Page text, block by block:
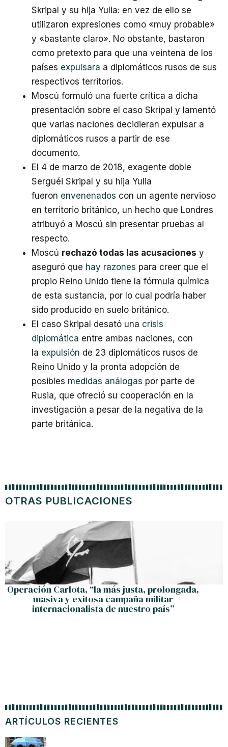
Skripal y su hija Yulia: en vez de ello se
utilizaron expresiones como «muy probable»
y «bastante claro». No obstante, bastaron
como pretexto para que una veintena de los
países expulsara a diplomáticos rusos de sus
respectivos territorios.
Moscú formuló una fuerte crítica a dicha
presentación sobre el caso Skripal y lamentó
que varias naciones decidieran expulsar a
diplomáticos rusos a partir de ese
documento.
El 4 de marzo de 2018, exagente doble
Serguéi Skripal y su hija Yulia
fueron envenenados con un agente nervioso
en territorio británico, un hecho que Londres
atribuyó a Moscú sin presentar pruebas al
respecto.
Moscú rechazó todas las acusaciones y
aseguró que hay razones para creer que el
propio Reino Unido tiene la fórmula química
de esta sustancia, por lo cual podría haber
sido producido en suelo británico.
El caso Skripal desató una crisis
diplomática entre ambas naciones, con
la expulsión de 23 diplomáticos rusos de
Reino Unido y la pronta adopción de
posibles medidas análogas por parte de
Rusia, que ofreció su cooperación en la
investigación a pesar de la negativa de la
parte británica.
ARTÍCULOS RECIENTES
OTRAS PUBLICACIONES
Operación Carlota, “la más justa, prolongada,
masiva y exitosa campaña militar
internacionalista de nuestro país”